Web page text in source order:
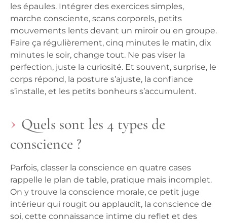
les épaules. Intégrer des exercices simples,
marche consciente, scans corporels, petits
mouvements lents devant un miroir ou en groupe.
Faire ça régulièrement, cinq minutes le matin, dix
minutes le soir, change tout. Ne pas viser la
perfection, juste la curiosité. Et souvent, surprise, le
corps répond, la posture s’ajuste, la confiance
s’installe, et les petits bonheurs s’accumulent.
Quels sont les 4 types de
conscience ?
Parfois, classer la conscience en quatre cases
rappelle le plan de table, pratique mais incomplet.
On y trouve la conscience morale, ce petit juge
intérieur qui rougit ou applaudit, la conscience de
soi, cette connaissance intime du reflet et des